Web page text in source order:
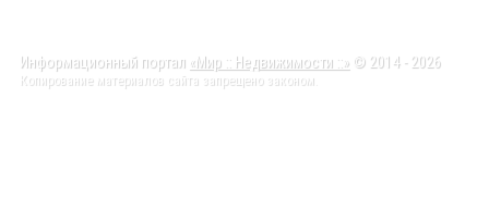
Информационный портал «Мир :: Недвижимости ::» © 2014 - 2026
Копирование материалов сайта запрещено законом.